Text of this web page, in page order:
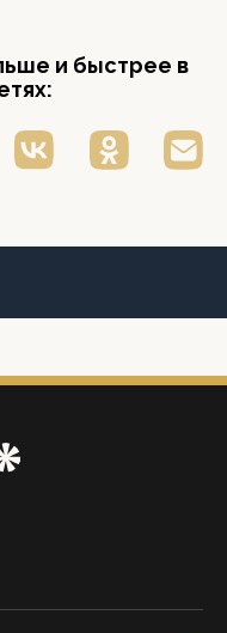
и быстрее в